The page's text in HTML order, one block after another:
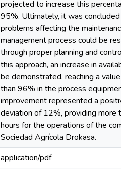
projected to increase this
95%. Ultimately, it was concluded
problems affecting the maintenance
management process could be
through proper planning and
this approach, an increase in
be demonstrated, reaching a value
than 96% in the process
improvement represented a
deviation of 12%, providing more
hours for the operations of the
Sociedad Agrícola Drokasa.
application/pdf